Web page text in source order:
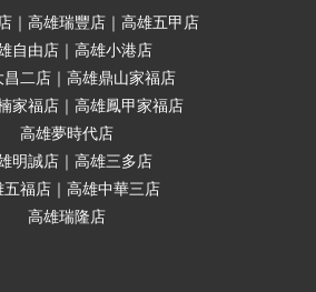
｜高雄瑞豐店｜高雄五甲店
自由店｜高雄小港店
昌二店｜高雄鼎山家福店
家福店｜高雄鳳甲家福店
高雄夢時代店
明誠店｜高雄三多店
五福店｜高雄中華三店
高雄瑞隆店